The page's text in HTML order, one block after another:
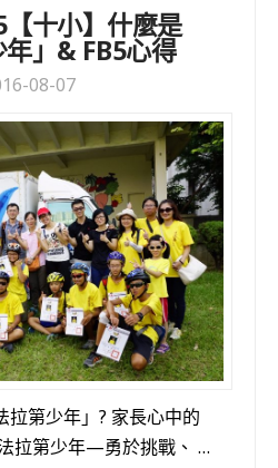
【十小】什麼是
年」& FB5心得
08-07
第少年」? 家長心中的
拉第少年—勇於挑戰、 …